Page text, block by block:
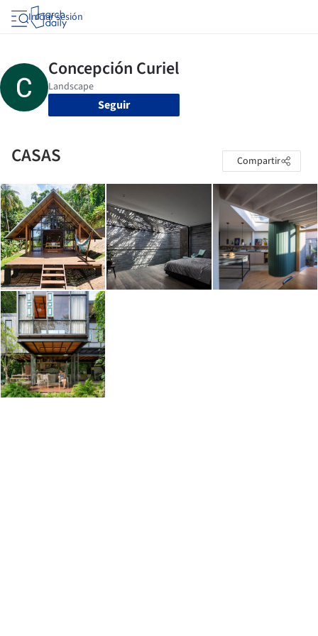
Iniciar sesión
Seguir
CASAS Compartir